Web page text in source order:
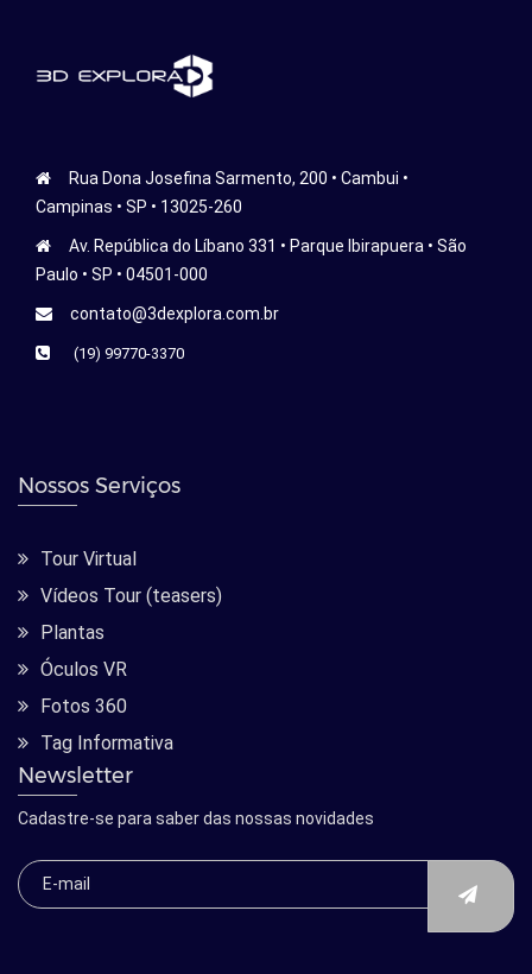
Rua Dona Josefina Sarmento, 200 • Cambui •
Campinas • SP • 13025-260
Av. República do Líbano 331 • Parque Ibirapuera • São
Paulo • SP • 04501-000
contato@3dexplora.com.br
(19) 99770-3370
Nossos Serviços
Tour Virtual
Vídeos Tour (teasers)
Plantas
Óculos VR
Fotos 360
Tag Informativa
Newsletter
Cadastre-se para saber das nossas novidades